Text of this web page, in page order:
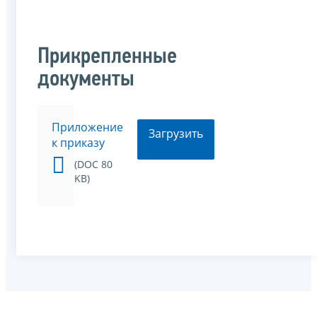
Прикрепленные
документы
Приложение
к приказу
(DOC 80
KB)
Загрузить